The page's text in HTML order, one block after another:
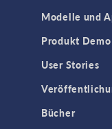
Modelle und
Produkt
User Stories
Bücher